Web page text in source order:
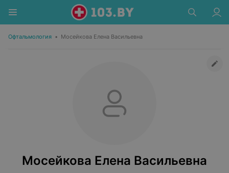
Офтальмология • Мосейкова Елена Васильевна
Мосейкова Елена Васильевна